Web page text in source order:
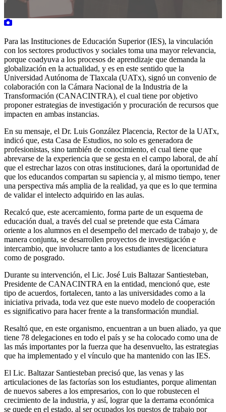
Para las Instituciones de Educación Superior (IES), la vinculación
con los sectores productivos y sociales toma una mayor relevancia,
porque coadyuva a los procesos de aprendizaje que demanda la
globalización en la actualidad, y es en este sentido que la
Universidad Autónoma de Tlaxcala (UATx), signó un convenio de
colaboración con la Cámara Nacional de la Industria de la
Transformación (CANACINTRA), el cual tiene por objetivo
proponer estrategias de investigación y procuración de recursos que
impacten en ambas instancias.
En su mensaje, el Dr. Luis González Placencia, Rector de la UATx,
indicó que, esta Casa de Estudios, no solo es generadora de
profesionistas, sino también de conocimiento, el cual tiene que
abrevarse de la experiencia que se gesta en el campo laboral, de ahí
que el estrechar lazos con otras instituciones, dará la oportunidad de
que los educandos compartan su sapiencia y, al mismo tiempo, tener
una perspectiva más amplia de la realidad, ya que es lo que termina
de validar el intelecto adquirido en las aulas.
Recalcó que, este acercamiento, forma parte de un esquema de
educación dual, a través del cual se pretende que esta Cámara
oriente a los alumnos en el desempeño del mercado de trabajo y, de
manera conjunta, se desarrollen proyectos de investigación e
intercambio, que involucre tanto a los estudiantes de licenciatura
como de posgrado.
Durante su intervención, el Lic. José Luis Baltazar Santiesteban,
Presidente de CANACINTRA en la entidad, mencionó que, este
tipo de acuerdos, fortalecen, tanto a las universidades como a la
iniciativa privada, toda vez que este nuevo modelo de cooperación
es significativo para hacer frente a la transformación mundial.
Resaltó que, en este organismo, encuentran a un buen aliado, ya que
tiene 78 delegaciones en todo el país y se ha colocado como una de
las más importantes por la fuerza que ha desenvuelto, las estrategias
que ha implementado y el vínculo que ha mantenido con las IES.
El Lic. Baltazar Santiesteban precisó que, las venas y las
articulaciones de las factorías son los estudiantes, porque alimentan
de nuevos saberes a los empresarios, con lo que robustecen el
crecimiento de la industria, y así, lograr que la derrama económica
se quede en el estado, al ser ocupados los puestos de trabajo por